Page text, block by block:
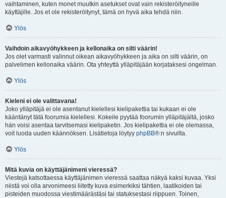
vaihtaminen, kuten monet muutkin asetukset ovat vain rekisteröityneille
käyttäjille. Jos et ole rekisteröitynyt, tämä on hyvä aika tehdä niin.
Ylös
Vaihdoin aikavyöhykkeen ja kellonaika on silti väärin!
Jos olet varmasti valinnut oikean aikavyöhykkeen ja aika on silti väärin, on
palvelimen kellonaika väärin. Ota yhteyttä ylläpitäjään korjataksesi ongelman.
Ylös
Kieleni ei ole valittavana!
Joko ylläpitäjä ei ole asentanut kielellesi kielipakettia tai kukaan ei ole
kääntänyt tätä foorumia kielellesi. Kokeile pyytää foorumin ylläpitäjältä, josko
hän voisi asentaa tarvitsemasi kielipaketin. Jos kielipakettia ei ole olemassa,
voit luoda uuden käännöksen. Lisätietoja löytyy phpBB®:n sivuilta.
Ylös
Mitä kuvia on käyttäjänimeni vieressä?
Viestejä katsottaessa käyttäjänimen vieressä saattaa näkyä kaksi kuvaa. Yksi
niistä voi olla arvonimeesi liitetty kuva esimerkiksi tähtien, laatikoiden tai
pisteiden muodossa viestimäärästäsi tai statuksestasi riippuen. Toinen,